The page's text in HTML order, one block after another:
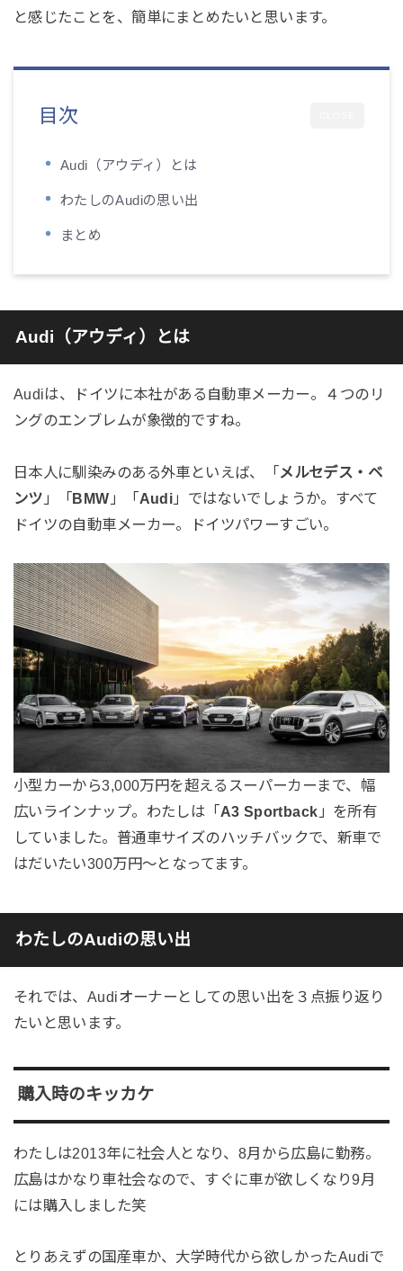
と感じたことを、簡単にまとめたいと思います。
目次
Audi（アウディ）とは
わたしのAudiの思い出
まとめ
Audi（アウディ）とは
Audiは、ドイツに本社がある自動車メーカー。４つのリ
ングのエンブレムが象徴的ですね。
日本人に馴染みのある外車といえば、「メルセデス・ベ
ンツ 」「BMW 」「Audi 」ではないでしょうか。すべて
ドイツの自動車メーカー。ドイツパワーすごい。
小型カーから3,000万円を超えるスーパーカーまで、幅
広いラインナップ。わたしは「A3 Sportback 」を所有
していました。普通車サイズのハッチバックで、新車で
はだいたい300万円〜となってます。
わたしのAudiの思い出
それでは、Audiオーナーとしての思い出を３点振り返り
たいと思います。
購入時のキッカケ
わたしは2013年に社会人となり、8月から広島に勤務。
広島はかなり車社会なので、すぐに車が欲しくなり9月
には購入しました笑
とりあえずの国産車か、大学時代から欲しかったAudiで